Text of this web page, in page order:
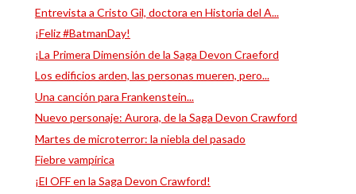
Entrevista a Cristo Gil, doctora en Historia del A...
¡Feliz #BatmanDay!
¡La Primera Dimensión de la Saga Devon Craeford
Los edificios arden, las personas mueren, pero...
Una canción para Frankenstein...
Nuevo personaje: Aurora, de la Saga Devon Crawford
Martes de microterror: la niebla del pasado
Fiebre vampírica
¡El OFF en la Saga Devon Crawford!